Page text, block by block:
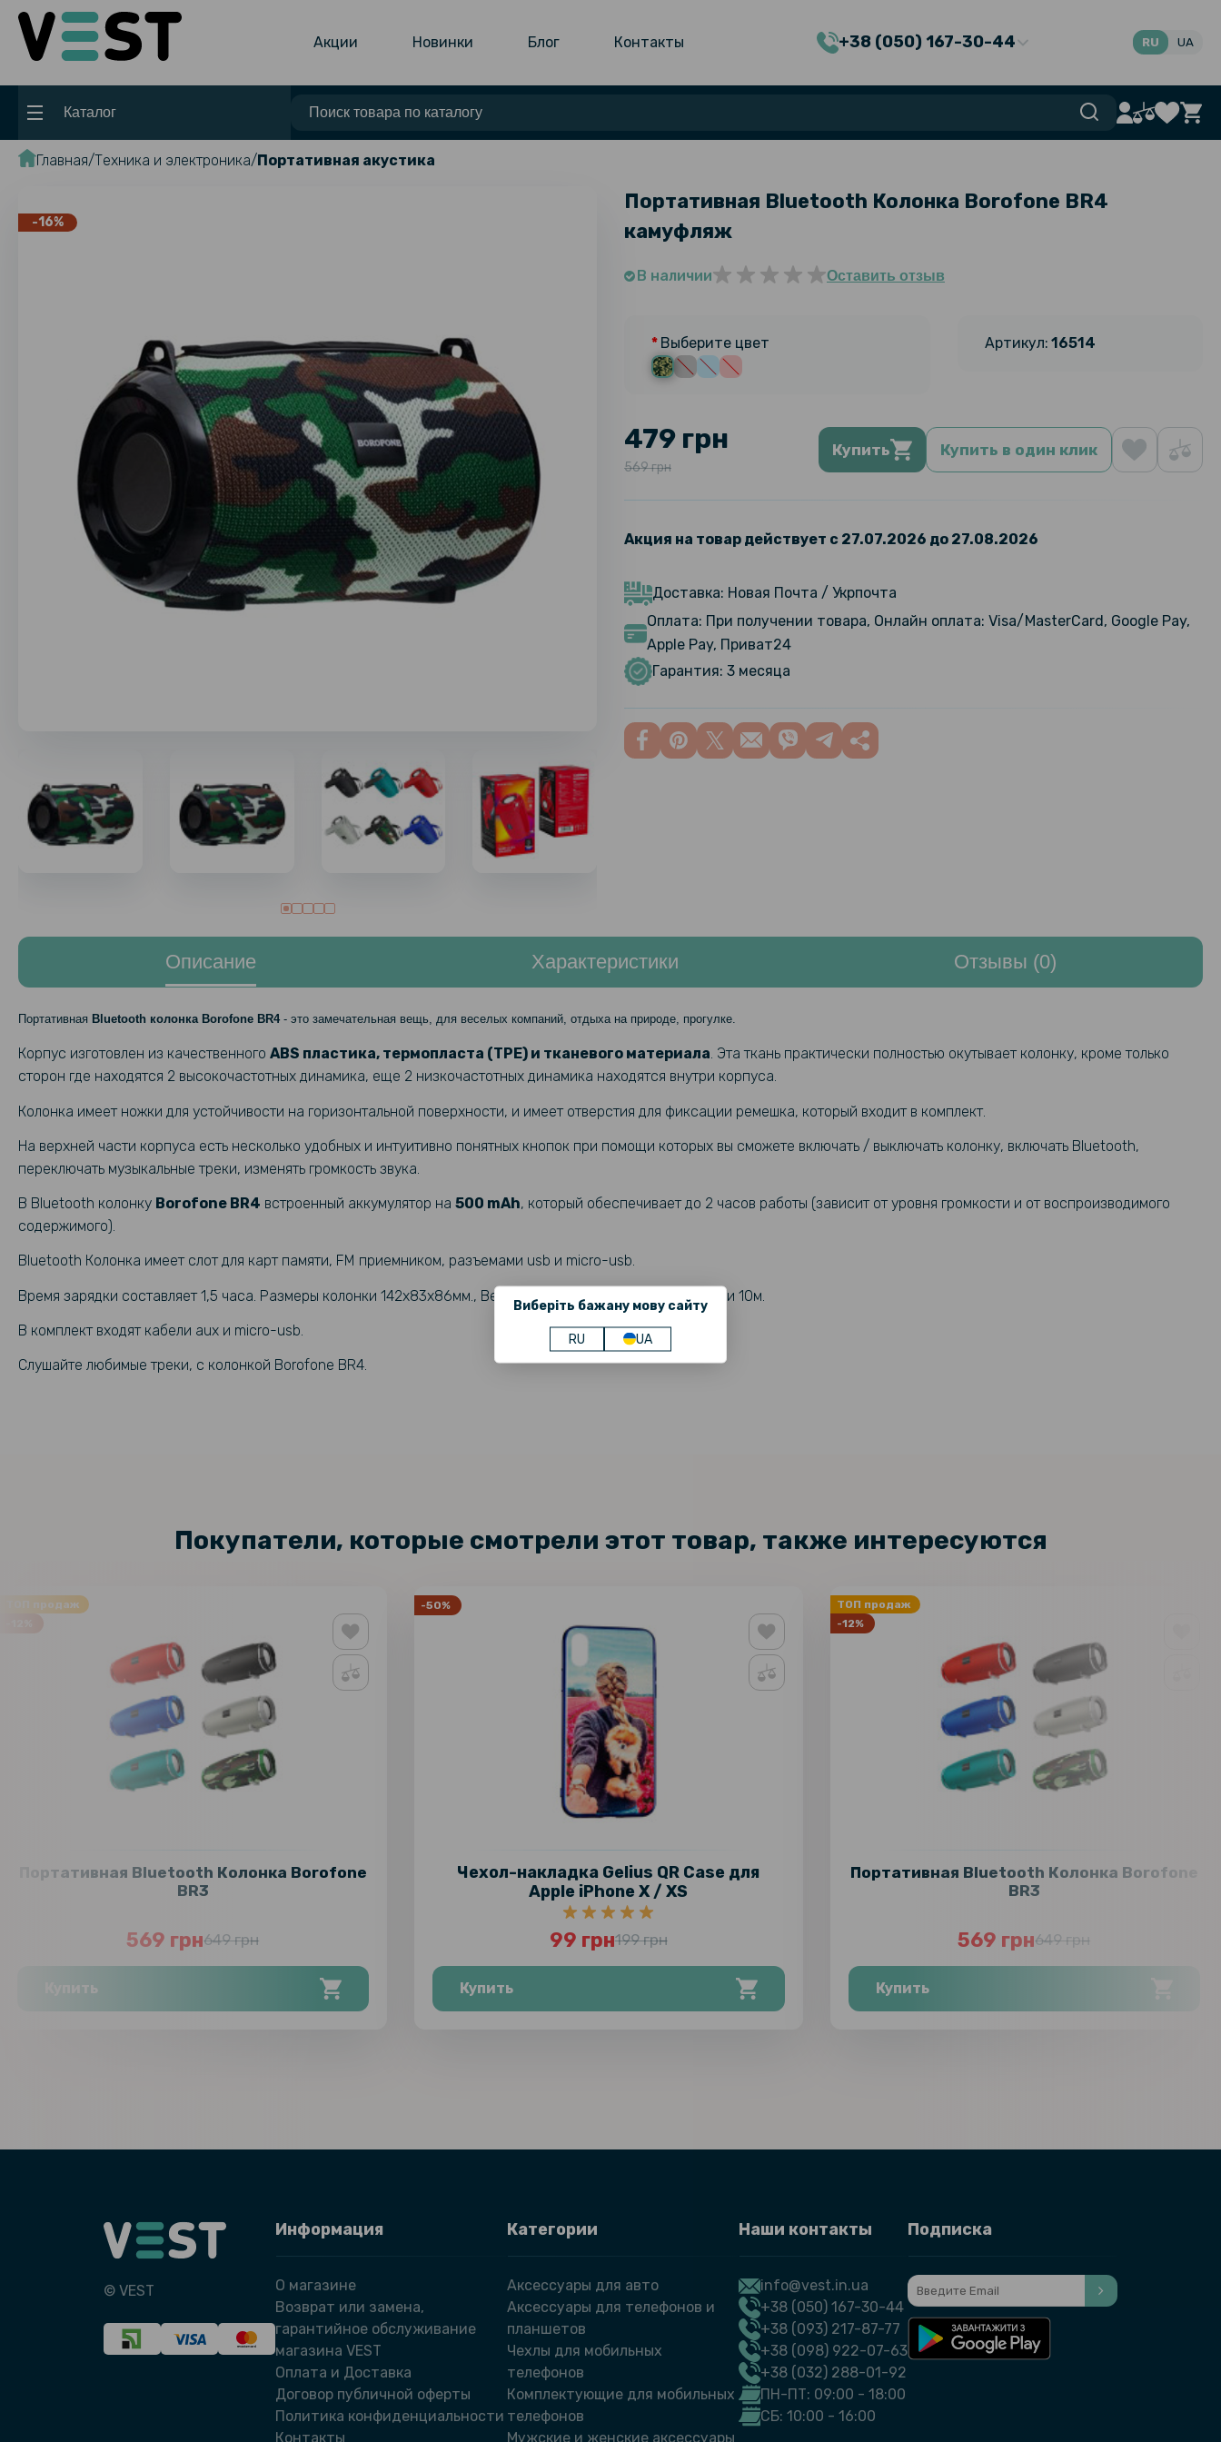
Акции Новинки Блог Контакты +38 (050) 167-30-44
Виберіть бажану мову сайту
RU UA
RU UA
Каталог
Главная Техника и электроника Портативная акустика
-16%
Портативная Bluetooth Колонка Borofone BR4
камуфляж
В наличии Оставить отзыв
Выберите цвет Артикул: 16514
479 грн
569 грн
Купить Купить в один клик
Акция на товар действует с 27.07.2026 до 27.08.2026
Доставка: Новая Почта / Укрпочта
Оплата: При получении товара, Онлайн оплата: Visa/MasterCard, Google Pay,
Apple Pay, Приват24
Гарантия: 3 месяца
Описание Характеристики Отзывы (0)
Портативная Bluetooth колонка Borofone BR4- это замечательная вещь, для веселых компаний, отдыха на природе, прогулке.
Корпус изготовлен из качественного ABS пластика, термопласта (TPE) и тканевого материала. Эта ткань практически полностью окутывает колонку, кроме только
сторон где находятся 2 высокочастотных динамика, еще 2 низкочастотных динамика находятся внутри корпуса.
Колонка имеет ножки для устойчивости на горизонтальной поверхности, и имеет отверстия для фиксации ремешка, который входит в комплект.
На верхней части корпуса есть несколько удобных и интуитивно понятных кнопок при помощи которых вы сможете включать / выключать колонку, включать Bluetooth,
переключать музыкальные треки, изменять громкость звука.
В Bluetooth колонку Borofone BR4 встроенный аккумулятор на 500 mAh, который обеспечивает до 2 часов работы (зависит от уровня громкости и от воспроизводимого
содержимого).
Bluetooth Колонка имеет слот для карт памяти, FM приемником, разъемами usb и micro-usb.
Время зарядки составляет 1,5 часа. Размеры колонки 142х83х86мм., Вес - 308г., Радиус действия колонки 10м.
В комплект входят кабели aux и micro-usb.
Слушайте любимые треки, с колонкой Borofone BR4.
Покупатели, которые смотрели этот товар, также интересуются
ТОП продаж
Портативная Bluetooth Колонка Borofone
BR3
569 грн649 грн
Купить
-50%
Чехол-накладка Gelius QR Case для
Apple iPhone X / XS
99 грн199 грн
Купить
ТОП продаж
-12%
Портативная Bluetooth Колонка Borofone
BR3
569 грн649 грн
Купить
© VEST
Информация
О магазине
Возврат или замена,
гарантийное обслуживание
магазина VEST
Оплата и Доставка
Договор публичной оферты
Политика конфиденциальности
Контакты
Категории
Аксессуары для авто
Аксессуары для телефонов и
планшетов
Чехлы для мобильных
телефонов
Комплектующие для мобильных
телефонов
Мужские и женские аксессуары
Наши контакты
info@vest.in.ua
+38 (050) 167-30-44
+38 (093) 217-87-77
+38 (098) 922-07-63
+38 (032) 288-01-92
ПН-ПТ: 09:00 - 18:00
СБ: 10:00 - 16:00
Подписка